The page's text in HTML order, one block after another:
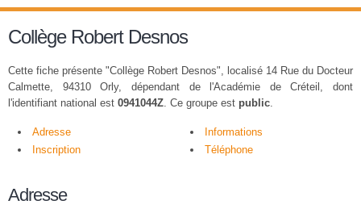
Collège Robert Desnos
Cette fiche présente "Collège Robert Desnos", localisé 14 Rue du Docteur
Calmette, 94310 Orly, dépendant de l'Académie de Créteil, dont
l'identifiant national est 0941044Z. Ce groupe est public.
Adresse
Informations
Inscription
Téléphone
Adresse